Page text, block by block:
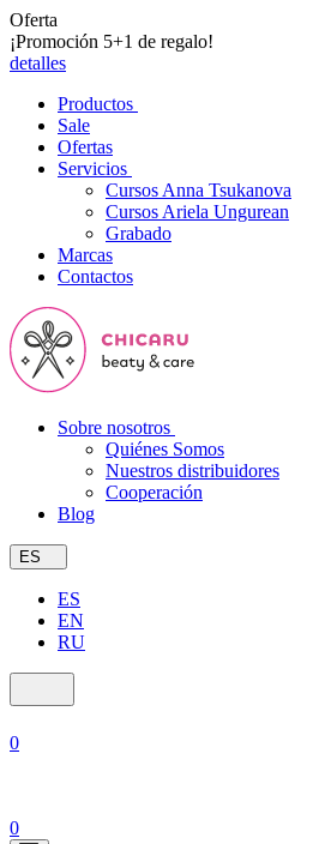
Oferta
¡Promoción 5+1 de regalo!
detalles
Productos
Sale
Ofertas
Servicios
Cursos Anna Tsukanova
Cursos Ariela Ungurean
Grabado
Marcas
Contactos
Sobre nosotros
Quiénes Somos
Nuestros distribuidores
Cooperación
Blog
ES
ES
EN
RU
0
0